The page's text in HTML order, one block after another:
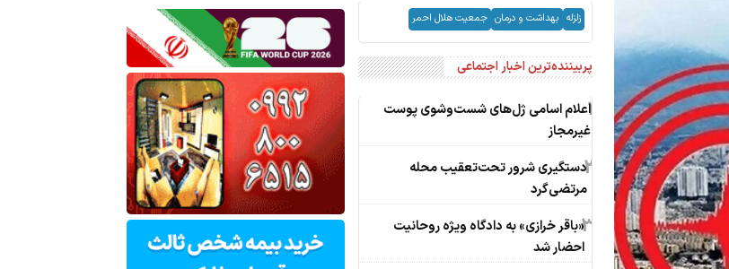
زلزله بهداشت و درمان جمعیت هلال احمر
پربیننده‌ترین اخبار اجتماعی
1اعلام اسامی ژل‌های شست‌وشوی پوست
غیرمجاز
2دستگیری شرور تحت‌تعقیب محله
مرتضی‌گرد
3«باقر خرازی» به دادگاه ویژه روحانیت
احضار شد